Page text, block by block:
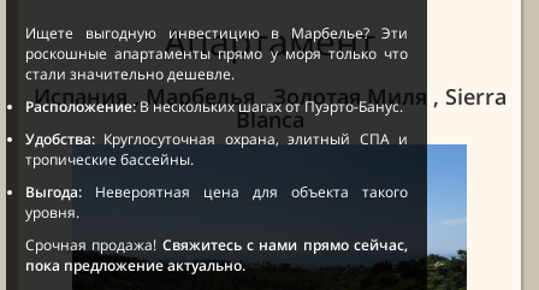
Апартамент
Испания , Марбелья , Золотая Миля , Sierra
Blanca
Ищете выгодную инвестицию в Марбелье? Эти
роскошные апартаменты прямо у моря только что
стали значительно дешевле.
Расположение:В нескольких шагах от Пуэрто-Банус.
Удобства: Круглосуточная охрана, элитный СПА и
тропические бассейны.
Выгода: Невероятная цена для объекта такого
уровня.
Срочная продажа! Свяжитесь с нами прямо сейчас,
пока предложение актуально.